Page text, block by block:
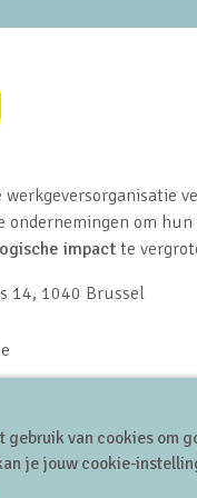
ondernemingen om hun
impactte
14, 1040 Brussel
gebruik van cookies om
je jouw cookie-